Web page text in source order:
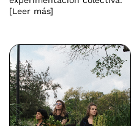
[Leer más]